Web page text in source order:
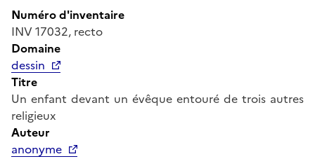
Numéro d'inventaire
INV 17032, recto
Domaine
dessin
Titre
Un enfant devant un évêque entouré de trois autres
religieux
Auteur
anonyme